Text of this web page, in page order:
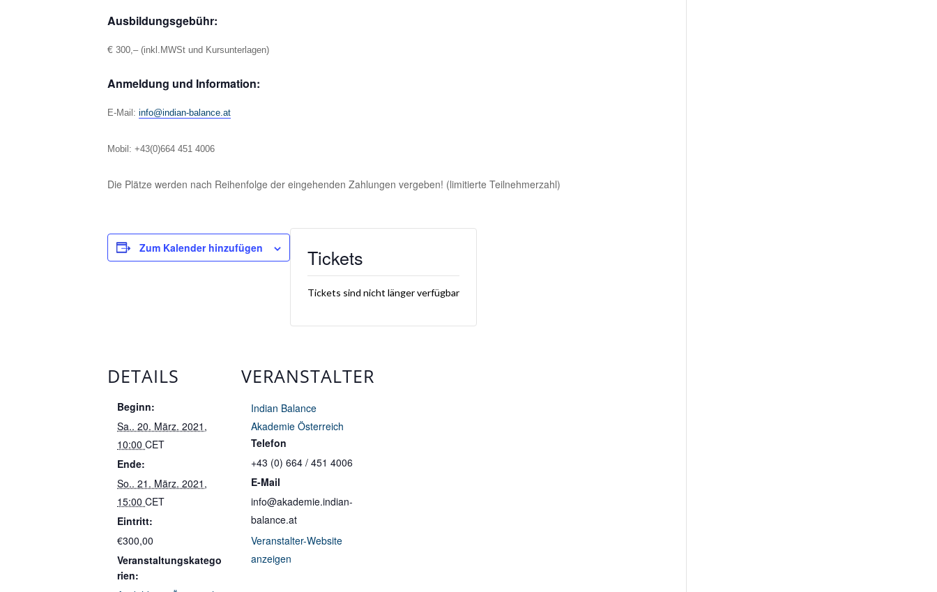
Ausbildungsgebühr:
€300,– (inkl.MWSt und Kursunterlagen)
Anmeldung und Information:
E-Mail:info@indian-balance.at
Mobil: +43(0)664 451 4006
Die Plätze werden nach Reihenfolge der eingehenden Zahlungen vergeben! (limitierte Teilnehmerzahl)
Zum Kalender hinzufügen Tickets
Tickets sind nicht länger verfügbar
DETAILS
Beginn:
Sa.. 20. März. 2021,
10:00CET
Ende:
So.. 21. März. 2021,
15:00CET
Eintritt:
€300,00
Veranstaltungskatego
rien:
VERANSTALTER
Indian Balance
Akademie Österreich
Telefon
+43 (0) 664 / 451 4006
E-Mail
info@akademie.indian-
balance.at
Veranstalter-Website
anzeigen